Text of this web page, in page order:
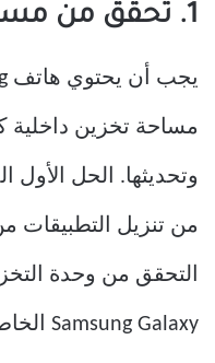
1. تحقق من مساحة التخزين الداخلية
مساحة تخزين داخلية
وتحديثها. الحل الأول
التحقق من وحدة
Samsung Galaxy الخاص بك.